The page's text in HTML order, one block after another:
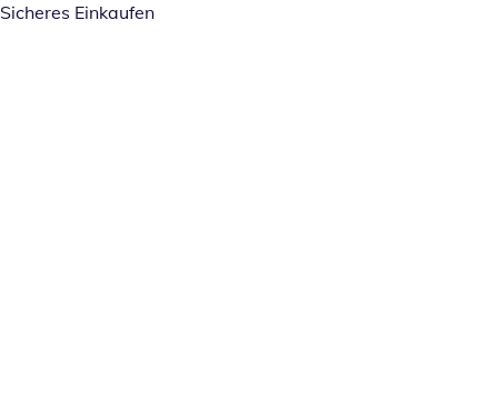
Sicheres Einkaufen